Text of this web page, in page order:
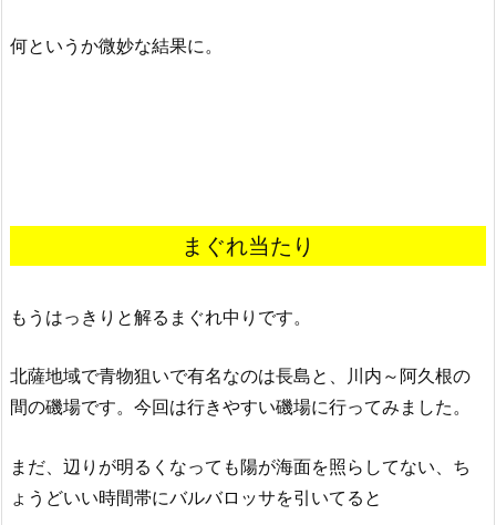
何というか微妙な結果に。
まぐれ当たり
もうはっきりと解るまぐれ中りです。
北薩地域で青物狙いで有名なのは長島と、川内～阿久根の
間の磯場です。今回は行きやすい磯場に行ってみました。
まだ、辺りが明るくなっても陽が海面を照らしてない、ち
ょうどいい時間帯にバルバロッサを引いてると